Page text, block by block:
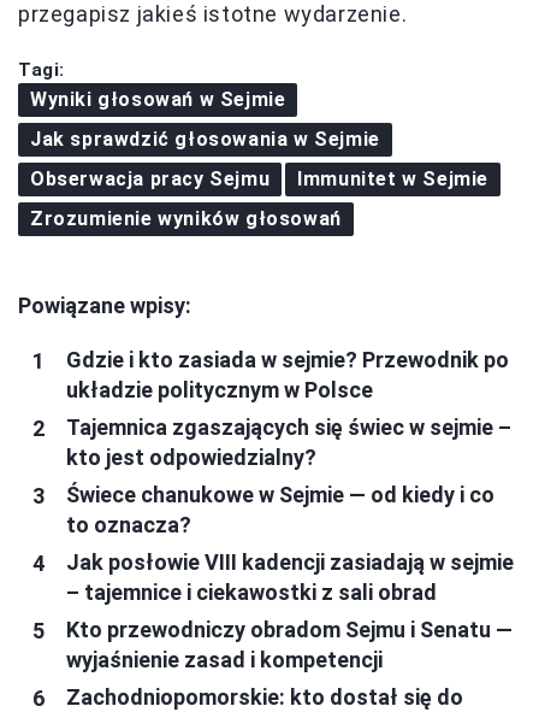
przegapisz jakieś istotne wydarzenie.
Tagi:
Wyniki głosowań w Sejmie
Jak sprawdzić głosowania w Sejmie
Obserwacja pracy Sejmu
Immunitet w Sejmie
Zrozumienie wyników głosowań
Powiązane wpisy:
Gdzie i kto zasiada w sejmie? Przewodnik po
układzie politycznym w Polsce
Tajemnica zgaszających się świec w sejmie –
kto jest odpowiedzialny?
Świece chanukowe w Sejmie — od kiedy i co
to oznacza?
Jak posłowie VIII kadencji zasiadają w sejmie
– tajemnice i ciekawostki z sali obrad
Kto przewodniczy obradom Sejmu i Senatu —
wyjaśnienie zasad i kompetencji
Zachodniopomorskie: kto dostał się do